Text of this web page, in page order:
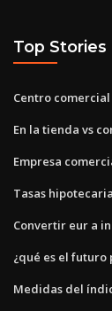
Top Stories
Centro
En la tienda vs
Empresa
Tasas
Convertir eur a
¿qué es el futuro
Medidas del